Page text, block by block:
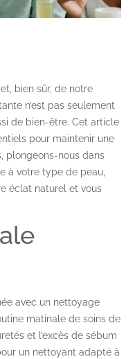
bien sûr, de notre
n’est pas seulement
de bien-être. Cet article
pour maintenir une
plongeons-nous dans
à votre type de peau,
éclat naturel et vous
avec un nettoyage
matinale de soins de
et l’excès de sébum
un nettoyant adapté à